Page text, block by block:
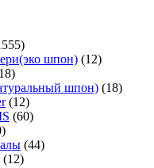
шпон) (12)
шпон) (18)
(12)
(60)
(44)
(12)